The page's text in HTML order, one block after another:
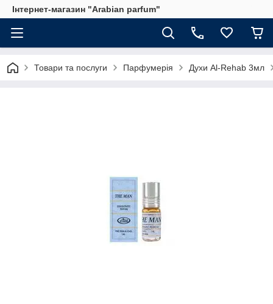
Інтернет-магазин "Arabian parfum"
Товари та послуги Парфумерія Духи Al-Rehab 3мл